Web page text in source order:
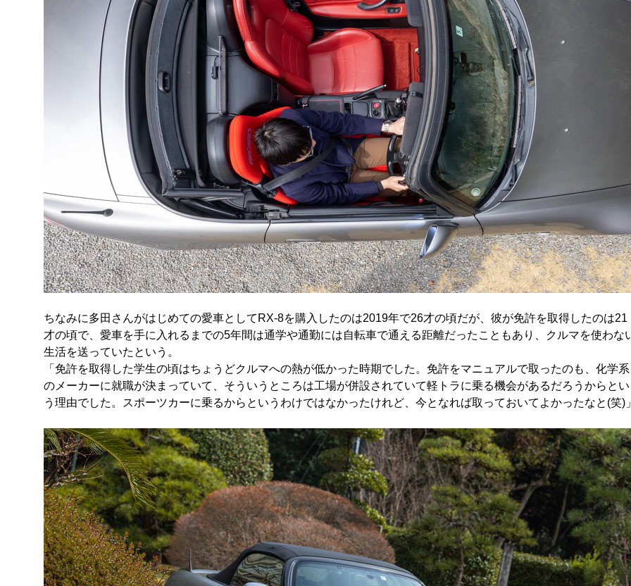
ちなみに多田さんがはじめての愛車としてRX-8を購入したのは2019年で26才の頃だが、彼が免許を取得したのは21
才の頃で、愛車を手に入れるまでの5年間は通学や通勤には自転車で通える距離だったこともあり、クルマを使わな
生活を送っていたという。
「免許を取得した学生の頃はちょうどクルマへの熱が低かった時期でした。免許をマニュアルで取ったのも、化学系
のメーカーに就職が決まっていて、そういうところは工場が併設されていて軽トラに乗る機会があるだろうからとい
う理由でした。スポーツカーに乗るからというわけではなかったけれど、今となれば取っておいてよかったなと(笑)